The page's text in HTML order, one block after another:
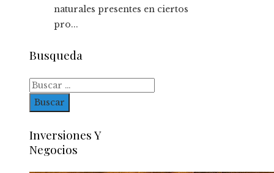
naturales presentes en ciertos
pro...
Busqueda
Buscar:
Inversiones Y
Negocios